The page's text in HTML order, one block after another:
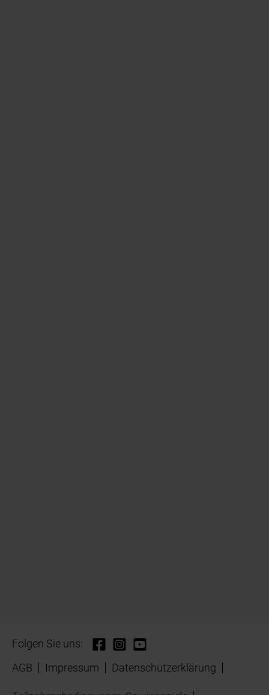
Folgen Sie uns:
AGB
Impressum Datenschutzerklärung